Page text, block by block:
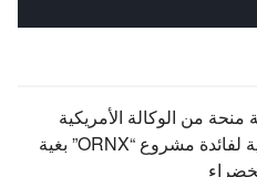
منحة من الوكالة الأمريكية
للتجارة والتنمية لفائدة مشروع “ORNX” بغية